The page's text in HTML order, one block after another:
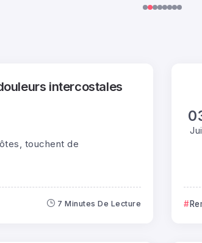
intercostales
touchent de
7 Minutes De Lecture